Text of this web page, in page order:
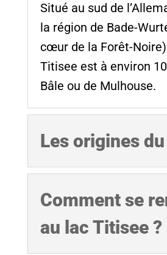
Situé au sud de
la région de Bade-
cœur de la Forêt-
Titisee est à environ
Bâle ou de Mulhouse.
Les origines
Comment se
au lac Titisee ?